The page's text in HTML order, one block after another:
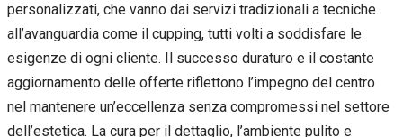
personalizzati, che vanno dai servizi tradizionali a tecniche
all’avanguardia come il cupping, tutti volti a soddisfare le
esigenze di ogni cliente. Il successo duraturo e il costante
aggiornamento delle offerte riflettono l’impegno del centro
nel mantenere un’eccellenza senza compromessi nel settore
dell’estetica. La cura per il dettaglio, l’ambiente pulito e